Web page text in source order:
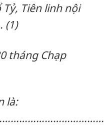
Tỷ, Tiên linh nội
tháng Chạp
là: